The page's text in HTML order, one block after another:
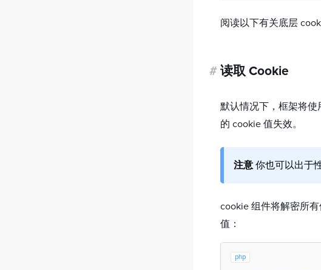
阅读以下有关底层
# 读取 Cookie
默认情况下，框架将使
的 cookie 值失效。
注意 你也可以出于
cookie 组件将解密所
值：
php